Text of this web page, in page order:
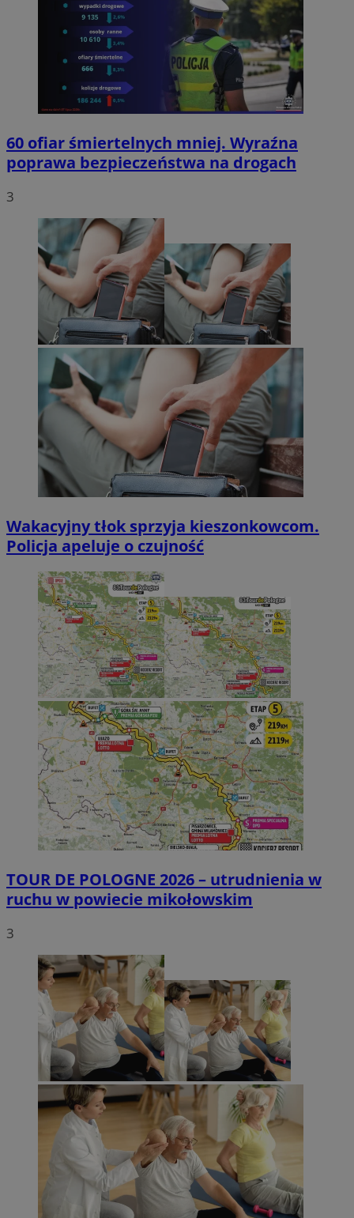
60 ofiar śmiertelnych mniej. Wyraźna
poprawa bezpieczeństwa na drogach
3
Wakacyjny tłok sprzyja kieszonkowcom.
Policja apeluje o czujność
TOUR DE POLOGNE 2026 – utrudnienia w
ruchu w powiecie mikołowskim
3